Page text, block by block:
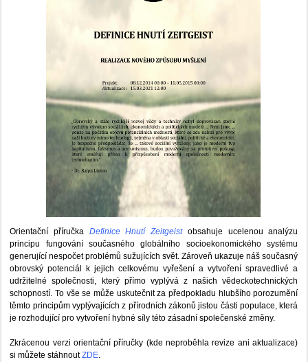
Orientační příručka Definice Hnutí Zeitgeistobsahuje ucelenou analýzu
principu fungování současného globálního socioekonomického systému
generující nespočet problémů sužujících svět. Zároveň ukazuje náš současný
obrovský potenciál k jejich celkovému vyřešení a vytvoření spravedlivé a
udržitelné společnosti, který přímo vyplývá z našich vědeckotechnických
schopností. To vše se může uskutečnit za předpokladu hlubšího porozumění
těmto principům vyplývajících z přírodních zákonů jistou části populace, která
je rozhodující pro vytvoření hybné síly této zásadní společenské změny.
Zkrácenou verzi orientační příručky (kde neproběhla revize ani aktualizace)
si můžete stáhnoutZDE.